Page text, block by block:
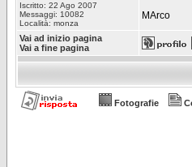
Iscritto: 22 Ago 2007
Messaggi: 10082
Località: monza
MArco
Vai ad inizio pagina
Vai a fine pagina
Fotografie